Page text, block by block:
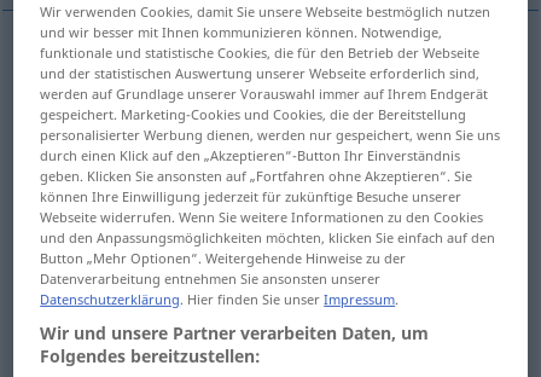
montrer zeigen
fairevoir zeigen
étaler zeigen (≈ zur Schau stellen)
indiquer zeigen Weg
passer zeigenFilm
faire preuvede zeigenMut, Geduld
Wir verwenden Cookies, damit Sie unsere Webseite bestmöglich nutzen
und wir besser mit Ihnen kommunizieren können. Notwendige,
funktionale und statistische Cookies, die für den Betrieb der Webseite
und der statistischen Auswertung unserer Webseite erforderlich sind,
werden auf Grundlage unserer Vorauswahl immer auf Ihrem Endgerät
gespeichert. Marketing-Cookies und Cookies, die der Bereitstellung
personalisierter Werbung dienen, werden nur gespeichert, wenn Sie uns
durch einen Klick auf den „Akzeptieren“-Button Ihr Einverständnis
geben. Klicken Sie ansonsten auf „Fortfahren ohne Akzeptieren“. Sie
können Ihre Einwilligung jederzeit für zukünftige Besuche unserer
Webseite widerrufen. Wenn Sie weitere Informationen zu den Cookies
und den Anpassungsmöglichkeiten möchten, klicken Sie einfach auf den
Button „Mehr Optionen“. Weitergehende Hinweise zu der
Datenverarbeitung entnehmen Sie ansonsten unserer
Datenschutzerklärung. Hier finden Sie unserImpressum.
Wir und unsere Partner verarbeiten Daten, um
Folgendes bereitzustellen: